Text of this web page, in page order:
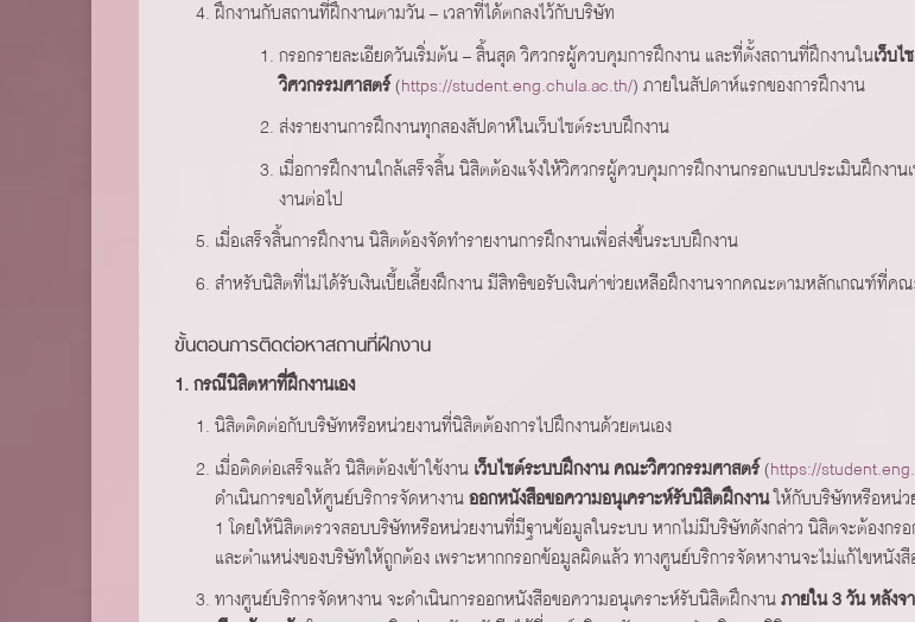
ฝึกงานกับสถานที่ฝึกงานตามวัน – เวลาที่ได้ตกลงไว้กับบริษัท
กรอกรายละเอียดวันเริ่มต้น – สิ้นสุด วิศวกรผู้ควบคุมการฝึกงาน และที่ตั้งสถานที่ฝึกงานในเว็บ
วิศวกรรมศาสตร์(https://student.eng.chula.ac.th/) ภายในสัปดาห์แรกของการฝึกงาน
ส่งรายงานการฝึกงานทุกสองสัปดาห์ในเว็บไซต์ระบบฝึกงาน
เมื่อการฝึกงานใกล้เสร็จสิ้น นิสิตต้องแจ้งให้วิศวกรผู้ควบคุมการฝึกงานกรอกแบบประเมินฝึกงา
งานต่อไป
เมื่อเสร็จสิ้นการฝึกงาน นิสิตต้องจัดทำรายงานการฝึกงานเพื่อส่งขึ้นระบบฝึกงาน
สำหรับนิสิตที่ไม่ได้รับเงินเบี้ยเลี้ยงฝึกงาน มีสิทธิขอรับเงินค่าช่วยเหลือฝึกงานจากคณะตามหลักเกณฑ์ที่ค
ขั้นตอนการติดต่อหาสถานที่ฝึกงาน
1. กรณีนิสิตหาที่ฝึกงานเอง
นิสิตติดต่อกับบริษัทหรือหน่วยงานที่นิสิตต้องการไปฝึกงานด้วยตนเอง
เมื่อติดต่อเสร็จแล้ว นิสิตต้องเข้าใช้งานเว็บไซต์ระบบฝึกงาน คณะวิศวกรรมศาสตร์(https://
ดำเนินการขอให้ศูนย์บริการจัดหางานออกหนังสือขอความอนุเคราะห์รับนิสิตฝึกงานให้กับบริษัทหรือหน่ว
1 โดยให้นิสิตตรวจสอบบริษัทหรือหน่วยงานที่มีฐานข้อมูลในระบบ หากไม่มีบริษัทดังกล่าว นิสิตจะต้องกร
และตำแหน่งของบริษัทให้ถูกต้อง เพราะหากกรอกข้อมูลผิดแล้ว ทางศูนย์บริการจัดหางานจะไม่แก้ไขหนัง
ทางศูนย์บริการจัดหางาน จะดำเนินการออกหนังสือขอความอนุเคราะห์รับนิสิตฝึกงานภายใน 3 วัน หลัง